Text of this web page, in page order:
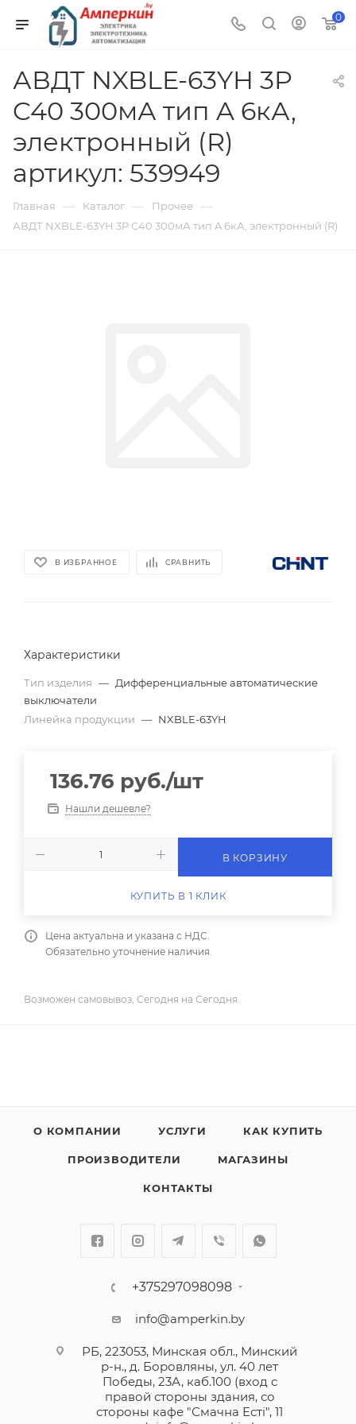
0
АВДТ NXBLE-63YH 3P
C40 300мА тип A 6кА,
электронный (R)
артикул: 539949
Главная — Каталог — Прочее —
АВДТ NXBLE-63YH 3P C40 300мА тип A 6кА, электронный (R)
В ИЗБРАННОЕ СРАВНИТЬ
Характеристики
Тип изделия — Дифференциальные автоматические
выключатели
Линейка продукции — NXBLE-63YH
136.76 руб./шт
Нашли дешевле?
В КОРЗИНУ
КУПИТЬ В 1 КЛИК
Цена актуальна и указана с НДС.
Обязательно уточнение наличия.
Возможен самовывоз, Сегодня на Сегодня.
О КОМПАНИИ УСЛУГИ КАК КУПИТЬ
ПРОИЗВОДИТЕЛИ МАГАЗИНЫ
КОНТАКТЫ
+375297098098
info@amperkin.by
РБ, 223053, Минская обл., Минский
р-н., д. Боровляны, ул. 40 лет
Победы, 23А, каб.100 (вход с
правой стороны здания, со
стороны кафе "Смачна Естi", 11